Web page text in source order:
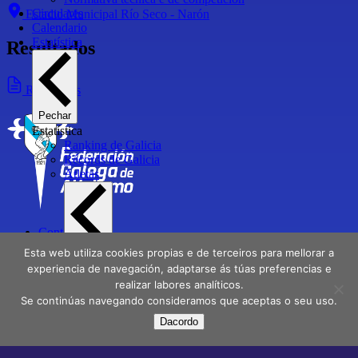
Circulares
Calendario
Estatística
Pechar
Estatística
Ranking de Galicia
Récords de Galicia
Atletas
Pechar
Atletas
Atletas Campións de Galicia
Atletas medallistas e finalistas en Campionatos de
España
Atletas galegos internacionais
Estadio Municipal Río Seco - Narón
Resultados
Resultados
Contactar
Directorio
Delegacións
Política de privacidade
Instagram Youtube
Esta web utiliza cookies propias e de terceiros para mellorar a
experiencia de navegación, adaptarse ás túas preferencias e
realizar labores analíticos.
Se continúas navegando consideramos que aceptas o seu uso.
Dacordo